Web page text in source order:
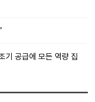
기 공급에 모든 역량 집